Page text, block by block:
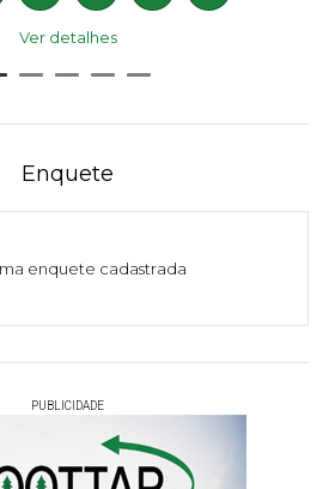
Ver detalhes
Enquete
enquete cadastrada
PUBLICIDADE